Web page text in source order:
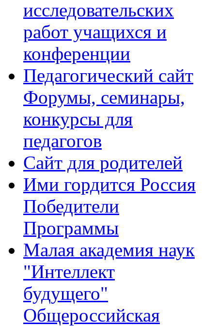
исследовательских
работ учащихся и
конференции
Педагогический сайт
Форумы, семинары,
конкурсы для
педагогов
Сайт для родителей
Ими гордится Россия
Победители
Программы
Малая академия наук
"Интеллект
будущего"
Общероссийская